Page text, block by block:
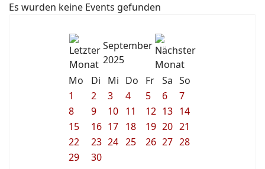
Es wurden keine Events gefunden
September
2025
Mo
Di Mi Do Fr Sa So
1
2 3 4 5 6
7
8
9 10 11 12 13 14
15
16 17 18 19 20 21
22
23 24 25 26 27 28
29
30